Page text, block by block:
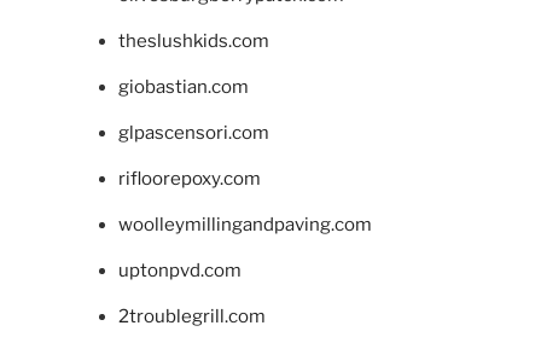
theslushkids.com
giobastian.com
glpascensori.com
rifloorepoxy.com
woolleymillingandpaving.com
uptonpvd.com
2troublegrill.com